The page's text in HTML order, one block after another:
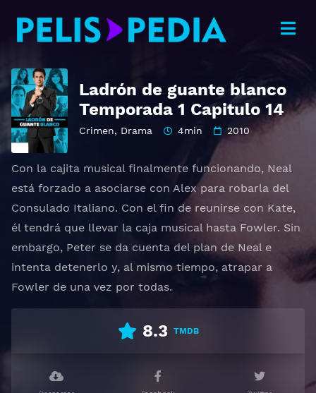
Ladrón de guante blanco
Temporada 1 Capitulo 14
Crimen, Drama 4min 2010
Con la cajita musical finalmente funcionando, Neal
está forzado a asociarse con Alex para robarla del
Consulado Italiano. Con el fin de reunirse con Kate,
él tendrá que llevar la caja musical hasta Fowler. Sin
embargo, Peter se da cuenta del plan de Neal e
intenta detenerlo y, al mismo tiempo, atrapar a
Fowler de una vez por todas.
8.3 TMDB